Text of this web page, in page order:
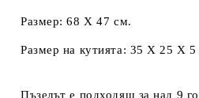
Размер: 68 Х 47 см.
Размер на кутията: 35 Х 25 Х 5
Пъзелът е подходящ за над 9